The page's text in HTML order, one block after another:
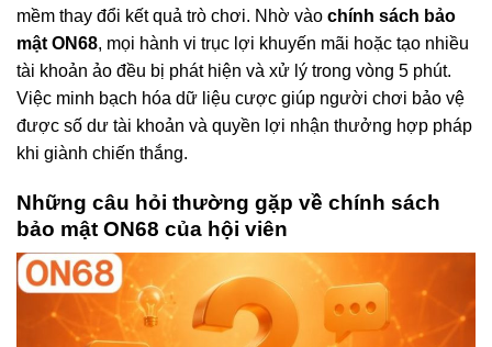
mềm thay đổi kết quả trò chơi. Nhờ vào chính sách bảo
mật ON68, mọi hành vi trục lợi khuyến mãi hoặc tạo nhiều
tài khoản ảo đều bị phát hiện và xử lý trong vòng 5 phút.
Việc minh bạch hóa dữ liệu cược giúp người chơi bảo vệ
được số dư tài khoản và quyền lợi nhận thưởng hợp pháp
khi giành chiến thắng.
Những câu hỏi thường gặp về chính sách
bảo mật ON68 của hội viên